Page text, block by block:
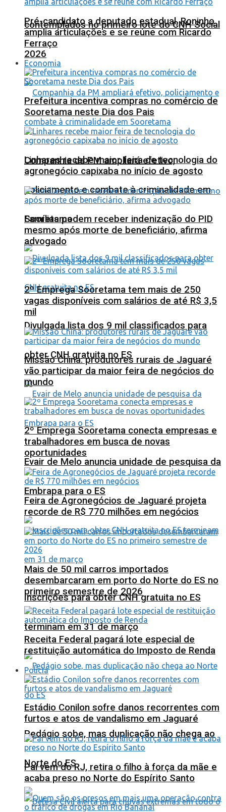
contemplados no primeiro lote do CNH Social
2026
Companhia da PM ampliará efetivo,
policiamento e combate à criminalidade em
Sooretama
Divulgada lista dos 9 mil classificados para
obter CNH gratuita no ES
Evair de Melo anuncia unidade de pesquisa da
Embrapa para o ES
Inscrições para obter CNH gratuita no ES
terminam em 31 de março
Pedágio sobe, mas duplicação não chega ao
Norte do ES
Pré-candidato a deputado estadual, Roninho
amplia articulações e se reúne com Ricardo
Ferraço
Economia
Prefeitura incentiva compras no comércio de
Sooretama neste Dia dos Pais
Linhares recebe maior feira de tecnologia do
agronegócio capixaba no início de agosto
Famílias podem receber indenização do PID
mesmo após morte de beneficiário, afirma
advogado
2º Emprega Sooretama tem mais de 250
vagas disponíveis com salários de até R$ 3,5
mil
Missão China: produtores rurais de Jaguaré
vão participar da maior feira de negócios do
mundo
2º Emprega Sooretama conecta empresas e
trabalhadores em busca de novas
oportunidades
Feira de Agronegócios de Jaguaré projeta
recorde de R$ 770 milhões em negócios
Mais de 50 mil carros importados
desembarcaram em porto do Norte do ES no
primeiro semestre de 2026
Receita Federal pagará lote especial de
restituição automática do Imposto de Renda
Polícia
Estádio Conilon sofre danos recorrentes com
furtos e atos de vandalismo em Jaguaré
Pai vem do RJ, retira o filho à força da mãe e
acaba preso no Norte do Espírito Santo